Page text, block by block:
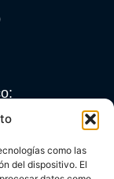
como las
del dispositivo. El